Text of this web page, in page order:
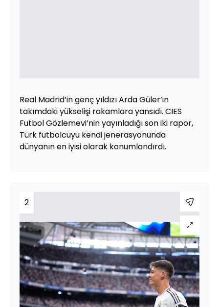
Real Madrid’in genç yıldızı Arda Güler’in
takımdaki yükselişi rakamlara yansıdı. CIES
Futbol Gözlemevi’nin yayınladığı son iki rapor,
Türk futbolcuyu kendi jenerasyonunda
dünyanın en iyisi olarak konumlandırdı.
2